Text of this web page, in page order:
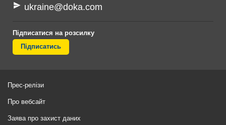
ukraine@doka.com
Підписатися на розсилку
Підписатись
Прес-релізи
Про вебсайт
Заява про захист даних